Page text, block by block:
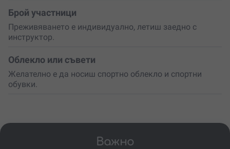
Брой участници
Преживяването е индивидуално, летиш заедно с
инструктор.
Облекло или съвети
Желателно е да носиш спортно облекло и спортни
обувки.
Важно